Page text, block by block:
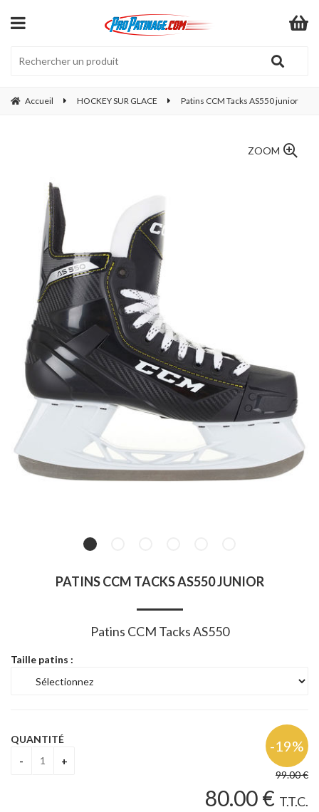
Accueil HOCKEY SUR GLACE Patins CCM Tacks AS550 junior
ZOOM
PATINS CCM TACKS AS550 JUNIOR
Patins CCM Tacks AS550
Taille patins :
99.00€
80.00€ T.T.C.
QUANTITÉ